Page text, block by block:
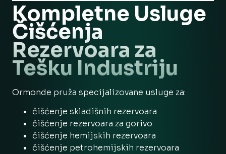
Kompletne Usluge
Čišćenja
Rezervoara za
Tešku Industriju
Ormonde pruža specijalizovane usluge za:
čišćenje skladišnih rezervoara
čišćenje rezervoara za gorivo
čišćenje hemijskih rezervoara
čišćenje petrohemijskih rezervoara